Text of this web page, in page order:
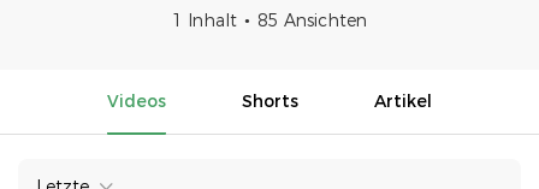
1 Inhalt 85 Ansichten
Videos Shorts Artikel